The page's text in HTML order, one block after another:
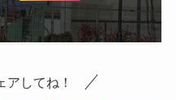
アしてね！